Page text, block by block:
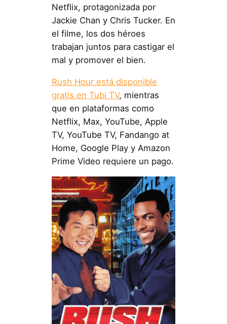
Netflix, protagonizada por
Jackie Chan y Chris Tucker. En
el filme, los dos héroes
trabajan juntos para castigar el
mal y promover el bien.
Rush Hour está disponible
gratis en Tubi TV, mientras
que en plataformas como
Netflix, Max, YouTube, Apple
TV, YouTube TV, Fandango at
Home, Google Play y Amazon
Prime Video requiere un pago.